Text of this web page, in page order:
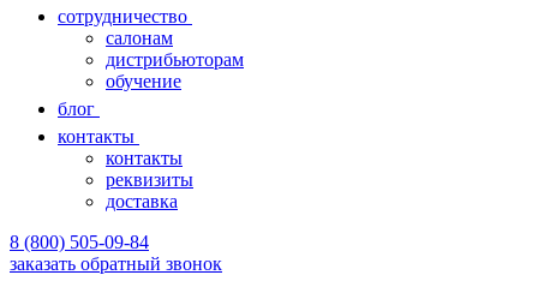
сотрудничество
салонам
дистрибьюторам
обучение
блог
контакты
контакты
реквизиты
доставка
8 (800) 505-09-84
заказать обратный звонок